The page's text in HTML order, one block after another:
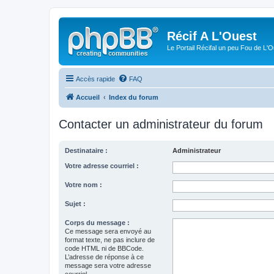
Récif A L'Ouest
Le Portail Récifal un peu Fou de
Accès rapide FAQ
Accueil Index du forum
Contacter un administrateur du forum
Destinataire : Administrateur
Votre adresse courriel :
Votre nom :
Sujet :
Corps du message :
Ce message sera envoyé au
format texte, ne pas inclure de
code HTML ni de BBCode.
L’adresse de réponse à ce
message sera votre adresse